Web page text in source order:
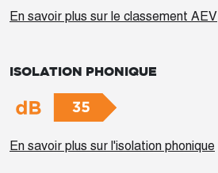
En savoir plus sur le classement AEV
ISOLATION PHONIQUE
En savoir plus sur l'isolation phonique